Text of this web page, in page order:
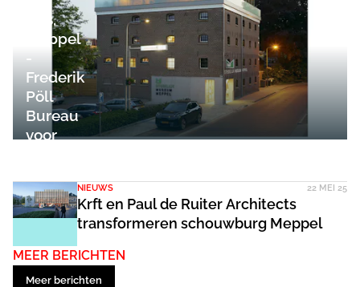
Hes,
Meppel
-
Frederik
Pöll
Bureau
voor
NIEUWS 22 MEI 25
Krft en Paul de Ruiter Architects
transformeren schouwburg Meppel
MEER BERICHTEN
Meer berichten